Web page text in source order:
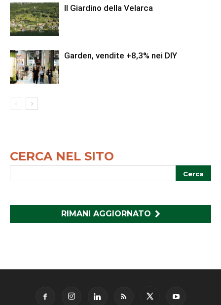
Il Giardino della Velarca
Garden, vendite +8,3% nei DIY
CERCA NEL SITO
RIMANI AGGIORNATO